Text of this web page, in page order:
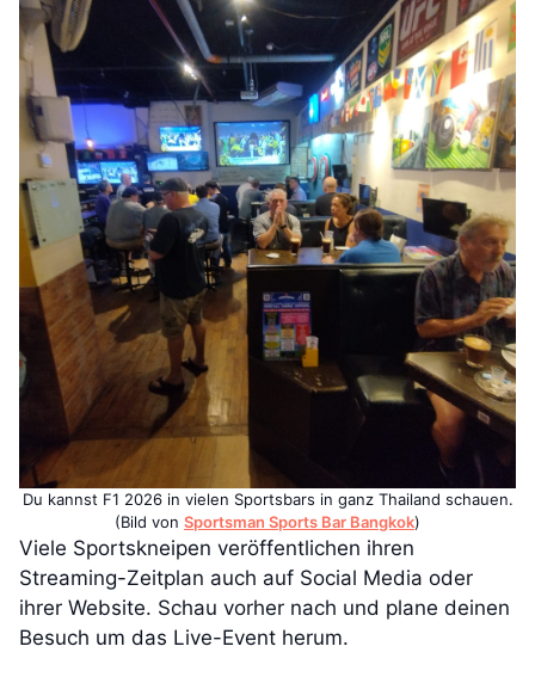
Du kannst F1 2026 in vielen Sportsbars in ganz Thailand schauen.
(Bild von Sportsman Sports Bar Bangkok)
Viele Sportskneipen veröffentlichen ihren
Streaming-Zeitplan auch auf Social Media oder
ihrer Website. Schau vorher nach und plane deinen
Besuch um das Live-Event herum.